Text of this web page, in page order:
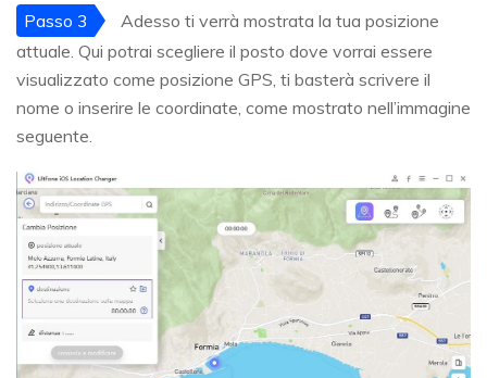
Passo 3
Adesso ti verrà mostrata la tua posizione
attuale. Qui potrai scegliere il posto dove vorrai essere
visualizzato come posizione GPS, ti basterà scrivere il
nome o inserire le coordinate, come mostrato nell’immagine
seguente.